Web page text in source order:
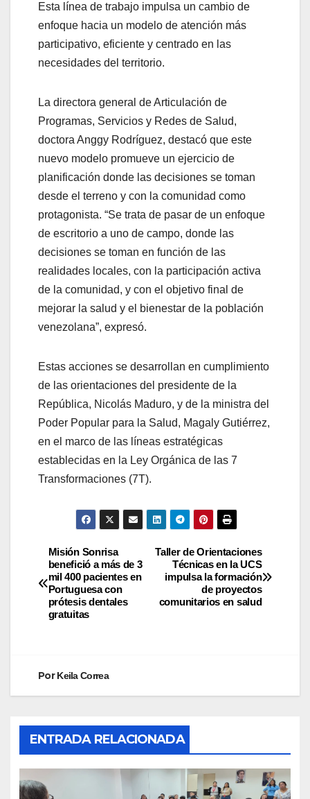
Esta línea de trabajo impulsa un cambio de
enfoque hacia un modelo de atención más
participativo, eficiente y centrado en las
necesidades del territorio.
La directora general de Articulación de
Programas, Servicios y Redes de Salud,
doctora Anggy Rodríguez, destacó que este
nuevo modelo promueve un ejercicio de
planificación donde las decisiones se toman
desde el terreno y con la comunidad como
protagonista. “Se trata de pasar de un enfoque
de escritorio a uno de campo, donde las
decisiones se toman en función de las
realidades locales, con la participación activa
de la comunidad, y con el objetivo final de
mejorar la salud y el bienestar de la población
venezolana”, expresó.
Estas acciones se desarrollan en cumplimiento
de las orientaciones del presidente de la
República, Nicolás Maduro, y de la ministra del
Poder Popular para la Salud, Magaly Gutiérrez,
en el marco de las líneas estratégicas
establecidas en la Ley Orgánica de las 7
Transformaciones (7T).
Taller de Orientaciones
Técnicas en la UCS
impulsa la formación
de proyectos
comunitarios en salud
Misión Sonrisa
benefició a más de 3
mil 400 pacientes en
Portuguesa con
prótesis dentales
gratuitas
PorKeila Correa
ENTRADA RELACIONADA